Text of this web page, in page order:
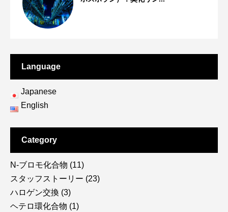
Language
Japanese
English
Category
N-ブロモ化合物 (11)
スタッフストーリー (23)
ハロゲン交換 (3)
ヘテロ環化合物 (1)